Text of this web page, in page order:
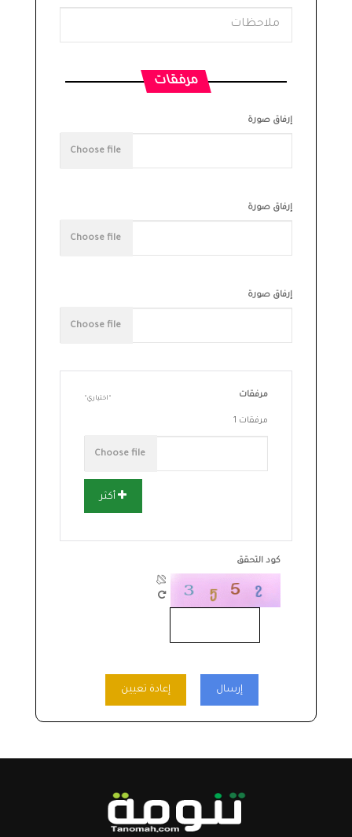
مرفقات
إرفاق صورة
إرفاق صورة
إرفاق صورة
مرفقات اختياري
مرفقات 1
أكثر
كود التحقق